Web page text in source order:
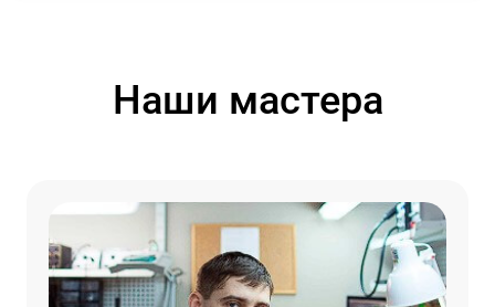
Наши мастера